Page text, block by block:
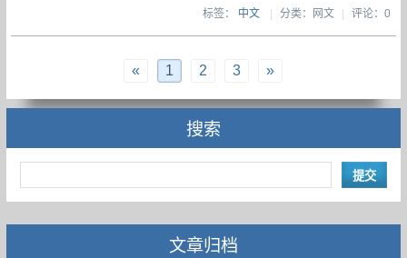
标签： 中文 | 分类：网文| 评论：0
« 1 2 3 »
搜索
文章归档